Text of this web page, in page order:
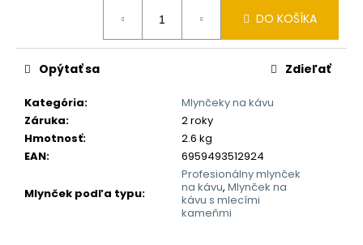
DO KOŠÍKA
Kategória:
Mlynčeky na kávu
Záruka:
2 roky
Hmotnosť:
2.6 kg
EAN: 6959493512924
Mlynček podľa typu:
Profesionálny mlynček
na kávu, Mlynček na
kávu s mlecími
kameňmi
Opýtať sa Zdieľať